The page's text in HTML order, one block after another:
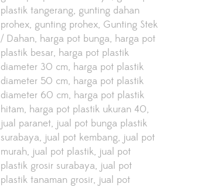
plastik tangerang gunting dahan
prohex gunting prohex Gunting Stek
/ Dahan harga pot bunga harga pot
plastik besar harga pot plastik
diameter 30 cm harga pot plastik
diameter 50 cm harga pot plastik
diameter 60 cm harga pot plastik
hitam harga pot plastik ukuran 40
jual paranet jual pot bunga plastik
surabaya jual pot kembang jual pot
murah jual pot plastik jual pot
plastik grosir surabaya jual pot
plastik tanaman grosir jual pot